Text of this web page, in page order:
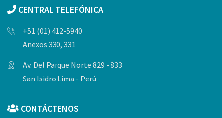
CENTRAL TELEFÓNICA
+51 (01) 412-5940
Anexos 330, 331
Av. Del Parque Norte 829 - 833
San Isidro Lima - Perú
CONTÁCTENOS